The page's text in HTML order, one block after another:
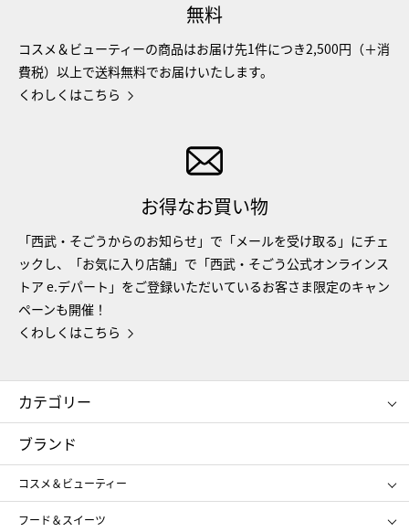
無料
コスメ＆ビューティーの商品はお届け先1件につき2,500円（＋消
費税）以上で送料無料でお届けいたします。
くわしくはこちら
お得なお買い物
「西武・そごうからのお知らせ」で「メールを受け取る」にチェ
ックし、「お気に入り店舗」で「西武・そごう公式オンラインス
トア e.デパート」をご登録いただいているお客さま限定のキャン
ペーンも開催！
くわしくはこちら
カテゴリー
コスメ＆ビューティー
ギフト
レディース
メンズ
スポーツ・アウトドア
ブランド
コスメ＆ビューティー
SHISEIDO
フード＆スイーツ